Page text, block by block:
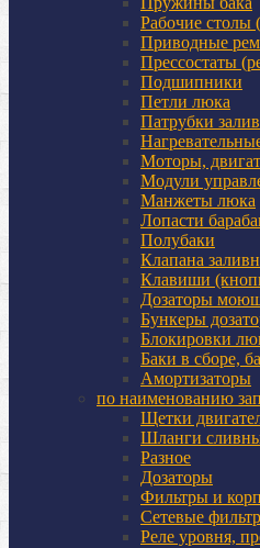
Рабочие столы
Приводные
Прессостаты
Подшипники
Петли люка
Патрубки
Моторы,
Модули
Манжеты люка
Лопасти
Полубаки
Клапана
Клавиши
Дозаторы
Бункеры
Блокировки
Баки в сборе,
Амортизаторы
по наименованию
Щетки
Шланги
Разное
Дозаторы
Фильтры и
Сетевые
Реле уровня,